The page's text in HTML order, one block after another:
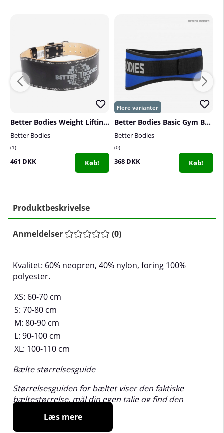
Better Bodies Weight Lifting Belt
Better Bodies
1
461 DKK Køb!
Better Bodies Basic Gym Belt, strong blue
Better Bodies
0
368 DKK Køb!
Produktbeskrivelse
Anmeldelser (0)
Kvalitet: 60% neopren, 40% nylon, foring 100%
polyester.
XS: 60-70 cm
S: 70-80 cm
M: 80-90 cm
L: 90-100 cm
XL: 100-110 cm
Bælte størrelsesguide
Størrelsesguiden for bæltet viser den faktiske
bæltestørrelse, mål din egen talje og find den
foretrækker de fleste atleter en bæltestørrelse, der
Læs mere